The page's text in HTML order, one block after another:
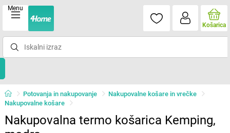
Menu
Košarica
Potovanja in nakupovanje
Nakupovalne košare in vrečke
Nakupovalne košare
Nakupovalna termo košarica Kemping,